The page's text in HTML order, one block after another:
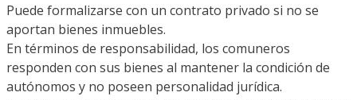
Puede formalizarse con un contrato privado si no se
aportan bienes inmuebles.
En términos de responsabilidad, los comuneros
responden con sus bienes al mantener la condición de
autónomos y no poseen personalidad jurídica.